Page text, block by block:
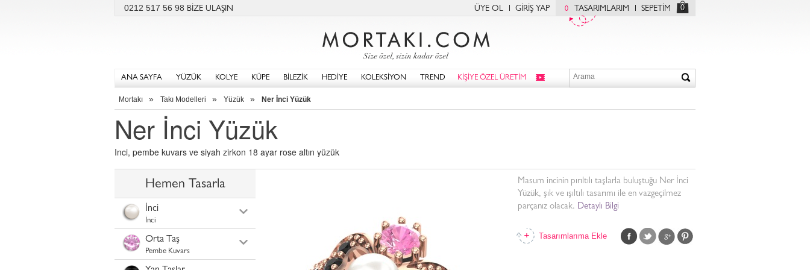
0212 517 56 98 BİZE ULAŞIN ÜYE OL GİRİŞ YAP 0 TASARIMLARIM SEPETİM 0
ANA SAYFA YÜZÜK KOLYE KÜPE BİLEZİK HEDİYE KOLEKSİYON TREND KİŞİYE ÖZEL ÜRETİM
Mortakı » Takı Modelleri » Yüzük » Ner İnci Yüzük
Ner İnci Yüzük
Inci, pembe kuvars ve siyah zirkon 18 ayar rose altın yüzük
Hemen Tasarla
İnci
İnci
Orta Taş
Pembe Kuvars
Masum incinin pırıltılı taşlarla buluştuğu Ner İnci
Yüzük, şık ve ışıltılı tasarımı ile en vazgeçilmez
parçanız olacak. Detaylı Bilgi
Tasarımlarıma Ekle